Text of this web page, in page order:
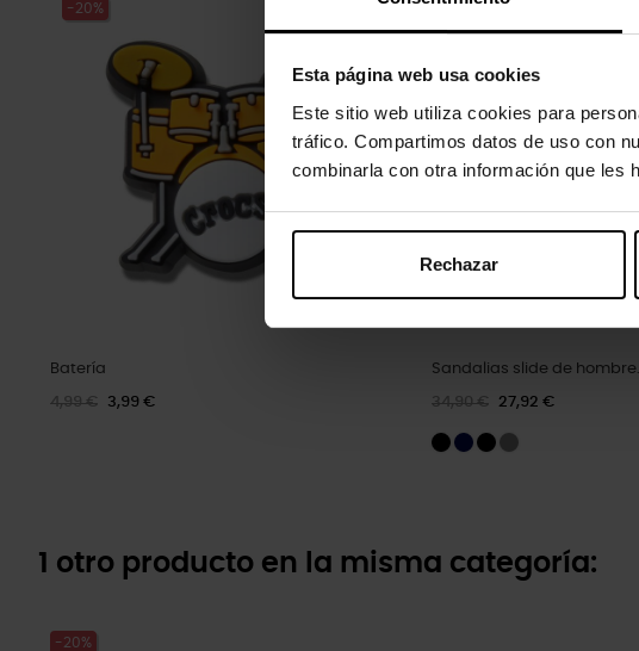
Esta página web usa cookies
Este sitio web utiliza cookies para
tráfico. Compartimos datos de uso con
combinarla con otra información que les
Rechazar
-20%
Batería
4,99 € 3,99 €
-20%
Sandalias slide de
34,90 € 27,92 €
1 otro producto en la misma categoría:
-20%